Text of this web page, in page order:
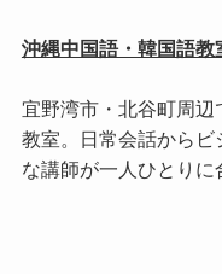
沖縄中国語・韓国語教
宜野湾市・北谷町周
教室。日常会話から
な講師が一人ひとりに